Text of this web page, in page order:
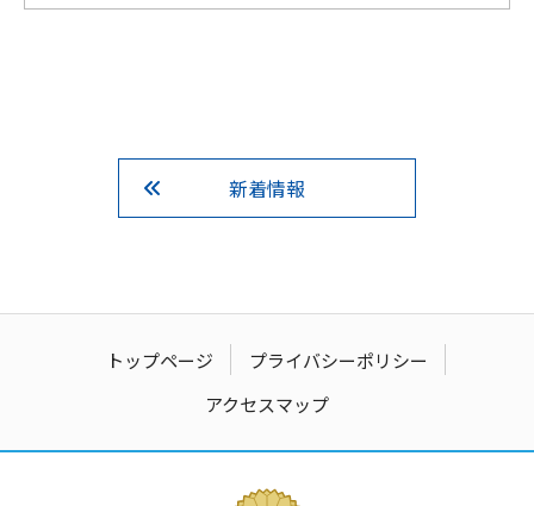
新着情報
トップページ
プライバシーポリシー
アクセスマップ